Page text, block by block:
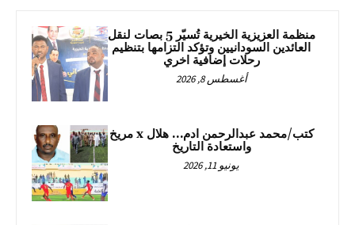
منظمة العزيزية الخيرية تُسيّر 5 بصات لنقل
العائدين السودانيين وتؤكد التزامها بتنظيم
رحلات إضافية اخري
أغسطس 8, 2026
كتب/محمد عبدالرحمن ادم… هلال x مريخ
واستعادة التاريخ
يونيو 11, 2026